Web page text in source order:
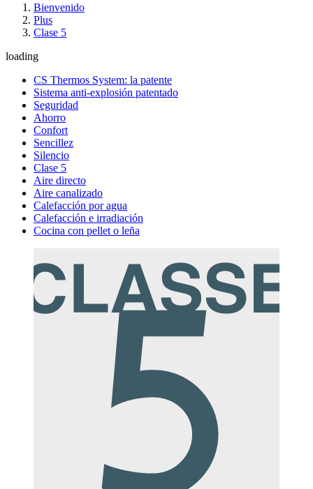
Bienvenido
Plus
Clase 5
loading
CS Thermos System: la patente
Sistema anti-explosión patentado
Seguridad
Ahorro
Confort
Sencillez
Silencio
Clase 5
Aire directo
Aire canalizado
Calefacción por agua
Calefacción e irradiación
Cocina con pellet o leña